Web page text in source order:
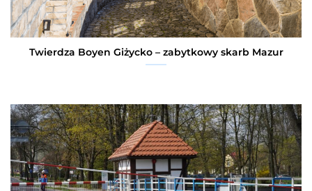
Twierdza Boyen Giżycko – zabytkowy skarb Mazur